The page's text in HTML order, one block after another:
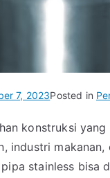
7, 2023Posted in
konstruksi
industri
stainless bisa